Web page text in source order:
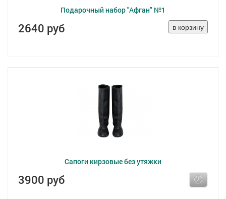
Подарочный набор "Афган" №1
2640 руб
Сапоги кирзовые без утяжки
3900 руб